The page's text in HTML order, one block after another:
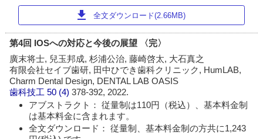
download 全文ダウンロード(2.66MB)
第4回 IOSへの対応と今後の展望 〈完〉
廣末将士, 兒玉邦成, 杉浦公治, 藤崎啓太, 大石真之
有限会社セイブ歯研, 田中ひでき歯科クリニック, HumLAB,
Charm Dental Design, DENTAL LAB OASIS
歯科技工 50 (4)378-392, 2022.
アブストラクト： 従量制は110円（税込）、基本料金制
は基本料金に含まれます。
全文ダウンロード： 従量制、基本料金制の方共に1,243